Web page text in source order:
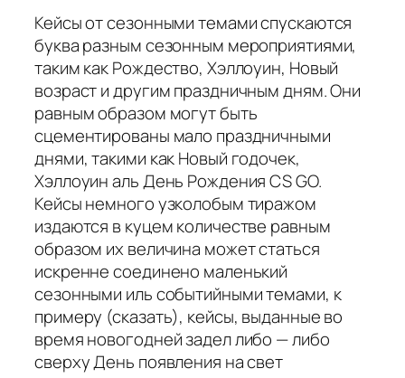
Кейсы от сезонными темами спускаются
буква разным сезонным мероприятиями,
таким как Рождество, Хэллоуин, Новый
возраст и другим праздничным дням. Они
равным образом могут быть
сцементированы мало праздничными
днями, такими как Новый годочек,
Хэллоуин аль День Рождения CS GO.
Кейсы немного узколобым тиражом
издаются в куцем количестве равным
образом их величина может статься
искренне соединено маленький
сезонными иль событийными темами, к
примеру (сказать), кейсы, выданные во
время новогодней задел либо — либо
сверху День появления на свет